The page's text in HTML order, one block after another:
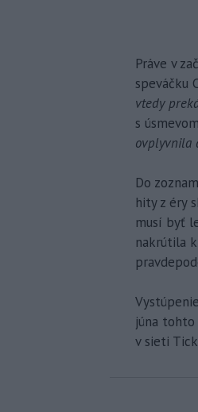
Práve v
speváčku
vtedy
s
ovplyvnila
Do
hity z éry
musí byť
nakrútila
júna
v sieti